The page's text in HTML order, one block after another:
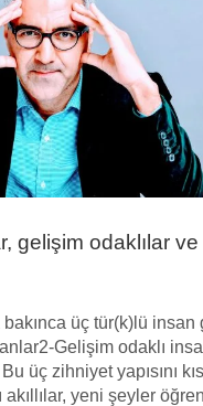
gelişim odaklılar ve
bakınca üç tür(k)lü
Gelişim odaklı
üç zihniyet yapısını
akıllılar, yeni şeyler